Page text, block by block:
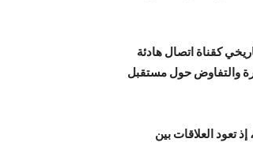
كقناة اتصال هادئة
والتفاوض حول مستقبل
تعود العلاقات بين